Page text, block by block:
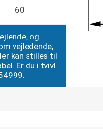
60
og
vejledende,
kan stilles til
Er du i tvivl